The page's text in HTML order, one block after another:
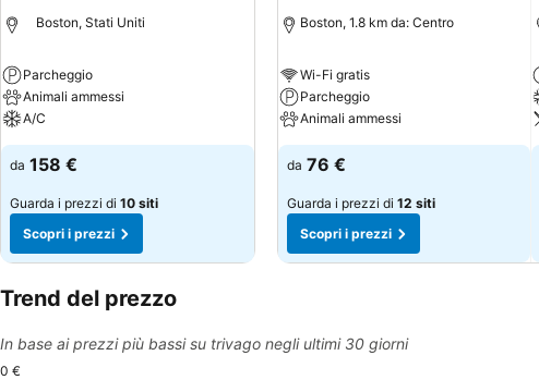
Boston, Stati Uniti
Parcheggio
Animali ammessi
A/C
da 158 €
Guarda i prezzi di 10 siti
Scopri i prezzi
Boston, 1.8 km da: Centro
Wi-Fi gratis
Parcheggio
Animali ammessi
da 76 €
Guarda i prezzi di 12 siti
Scopri i prezzi
Trend del prezzo
In base ai prezzi più bassi su trivago negli ultimi 30 giorni
0 €